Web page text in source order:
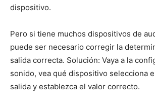
dispositivo.
Pero si tiene muchos dispositivos de
puede ser necesario corregir la
salida correcta. Solución: Vaya a la
sonido, vea qué dispositivo selecciona
salida y establezca el valor correcto.